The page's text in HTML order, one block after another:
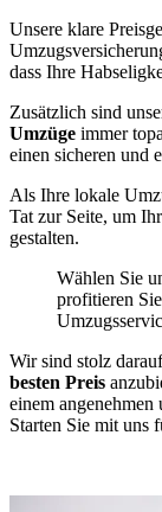
Unsere klare
dass Ihre
Zusätzlich sind
Umzüge immer
einen sicheren und
Als Ihre lokale
Tat zur Seite, um
gestalten.
Wählen Sie
profitieren
Wir sind stolz
besten Preis
einem
Starten Sie mit uns